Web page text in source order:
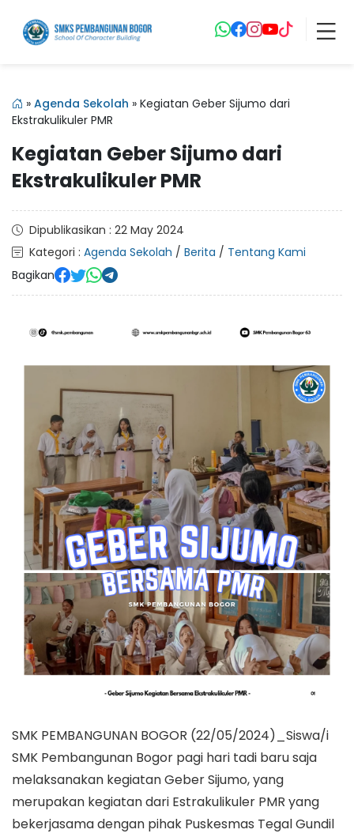
» Agenda Sekolah » Kegiatan Geber Sijumo dari
Ekstrakulikuler PMR
Kegiatan Geber Sijumo dari
Ekstrakulikuler PMR
Dipublikasikan : 22 May 2024
Kategori : Agenda Sekolah / Berita / Tentang Kami
Bagikan
SMK PEMBANGUNAN BOGOR (22/05/2024)_Siswa/i
SMK Pembangunan Bogor pagi hari tadi baru saja
melaksanakan kegiatan Geber Sijumo, yang
merupakan kegiatan dari Estrakulikuler PMR yang
bekerjasama dengan pihak Puskesmas Tegal Gundil